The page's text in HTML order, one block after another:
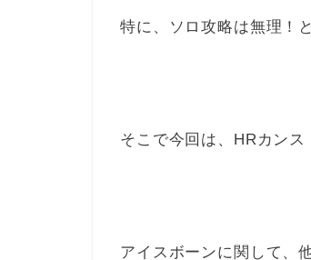
特に、ソロ攻略は無理！
そこで今回は、HRカンス
アイスボーンに関して、